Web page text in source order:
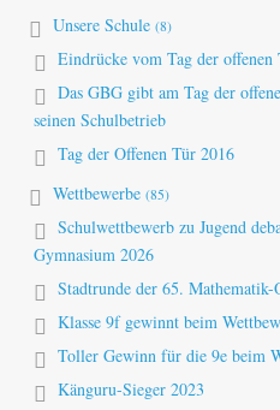
Unsere Schule (8)
Eindrücke vom Tag der offenen
Das GBG gibt am Tag der
seinen Schulbetrieb
Tag der Offenen Tür 2016
Wettbewerbe (85)
Schulwettbewerb zu Jugend
Gymnasium 2026
Stadtrunde der 65. Mathematik-
Klasse 9f gewinnt beim
Toller Gewinn für die 9e beim
Känguru-Sieger 2023